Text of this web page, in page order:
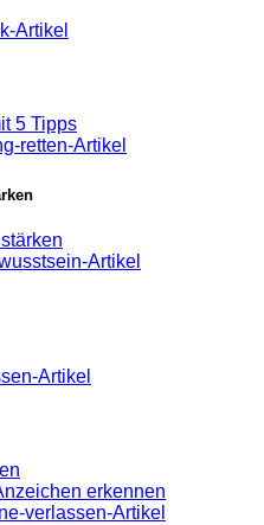
Artikel
5 Tipps
retten-Artikel
Artikel
Artikel
erkennen
verlassen-Artikel